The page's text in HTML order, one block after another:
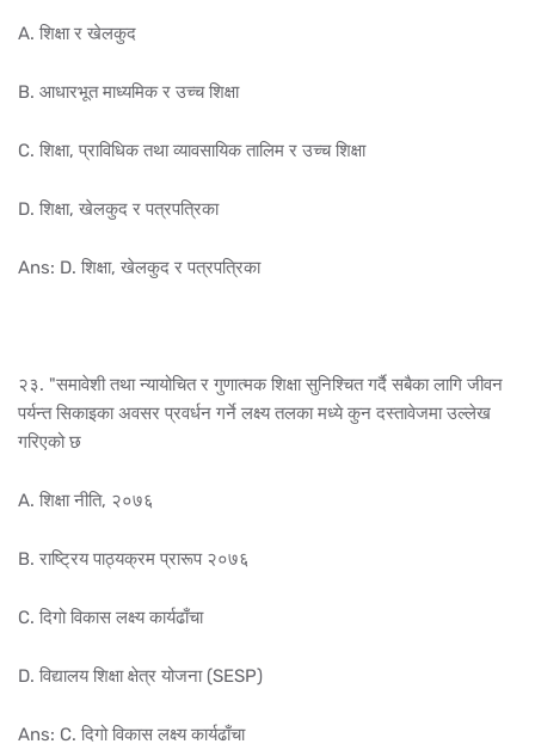
A. शिक्षा र खेलकुद
B. आधारभूत माध्यमिक र उच्च शिक्षा
C. शिक्षा, प्राविधिक तथा व्यावसायिक तालिम र उच्च शिक्षा
D. शिक्षा, खेलकुद र पत्रपत्रिका
Ans: D. शिक्षा, खेलकुद र पत्रपत्रिका
२३. "समावेशी तथा न्यायोचित र गुणात्मक शिक्षा सुनिश्चित गर्दै सबैका लागि जीवन
पर्यन्त सिकाइका अवसर प्रवर्धन गर्ने लक्ष्य तलका मध्ये कुन दस्तावेजमा उल्लेख
गरिएको छ
A. शिक्षा नीति, २०७६
B. राष्ट्रिय पाठ्यक्रम प्रारूप २०७६
C. दिगो विकास लक्ष्य कार्यढाँचा
D. विद्यालय शिक्षा क्षेत्र योजना (SESP)
Ans: C. दिगो विकास लक्ष्य कार्यढाँचा